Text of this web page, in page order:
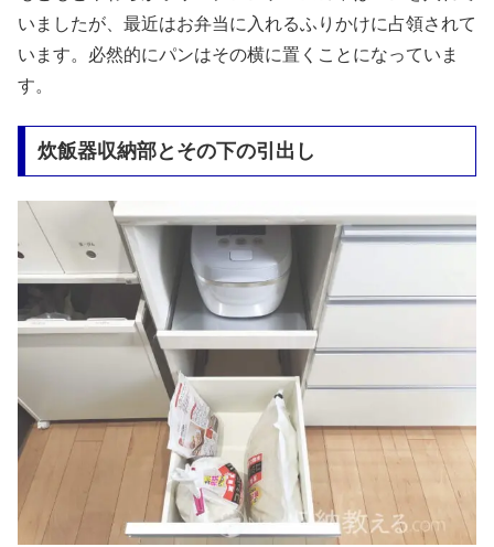
いましたが、最近はお弁当に入れるふりかけに占領されて
います。必然的にパンはその横に置くことになっていま
す。
炊飯器収納部とその下の引出し